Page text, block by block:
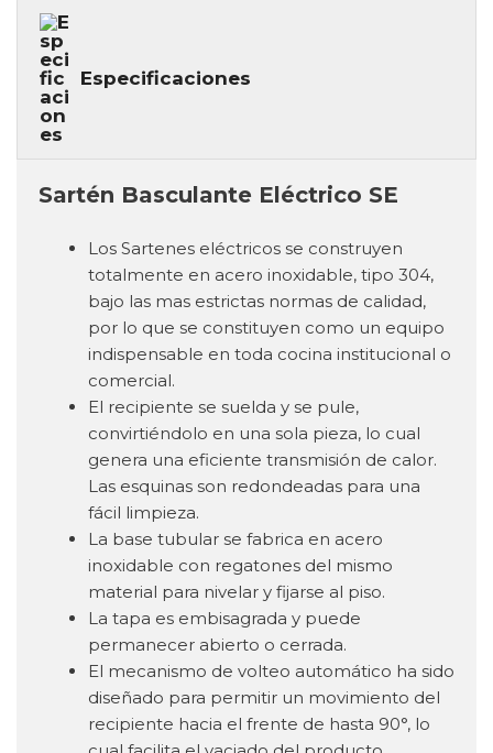
Especificaciones
Sartén Basculante Eléctrico SE
Los Sartenes eléctricos se construyen
totalmente en acero inoxidable, tipo 304,
bajo las mas estrictas normas de calidad,
por lo que se constituyen como un equipo
indispensable en toda cocina institucional o
comercial.
El recipiente se suelda y se pule,
convirtiéndolo en una sola pieza, lo cual
genera una eficiente transmisión de calor.
Las esquinas son redondeadas para una
fácil limpieza.
La base tubular se fabrica en acero
inoxidable con regatones del mismo
material para nivelar y fijarse al piso.
La tapa es embisagrada y puede
permanecer abierto o cerrada.
El mecanismo de volteo automático ha sido
diseñado para permitir un movimiento del
recipiente hacia el frente de hasta 90°, lo